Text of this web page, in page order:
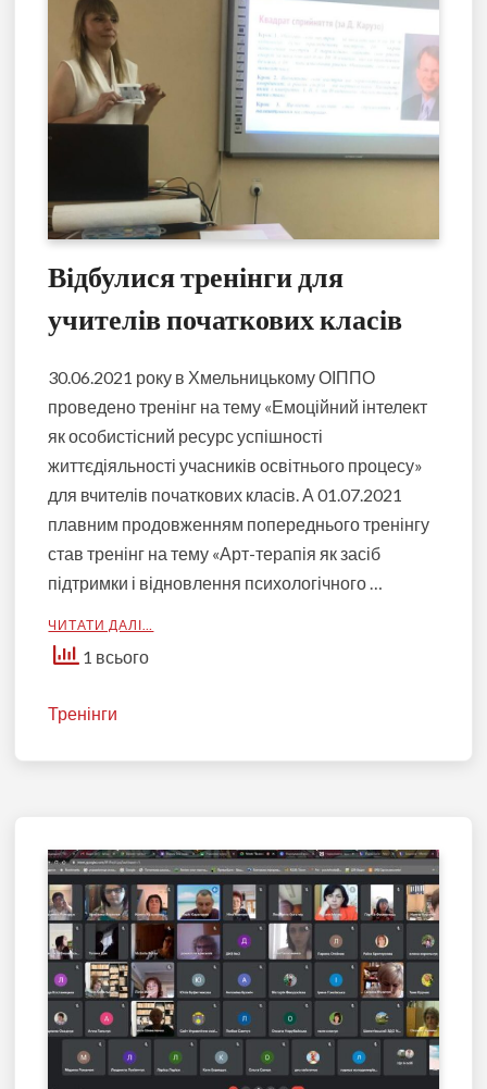
Відбулися тренінги для
учителів початкових класів
30.06.2021 року в Хмельницькому ОІППО
проведено тренінг на тему «Емоційний інтелект
як особистісний ресурс успішності
життєдіяльності учасників освітнього процесу»
для вчителів початкових класів. А 01.07.2021
плавним продовженням попереднього тренінгу
став тренінг на тему «Арт-терапія як засіб
підтримки і відновлення психологічного …
ЧИТАТИ ДАЛІ…
1 всього
Тренінги